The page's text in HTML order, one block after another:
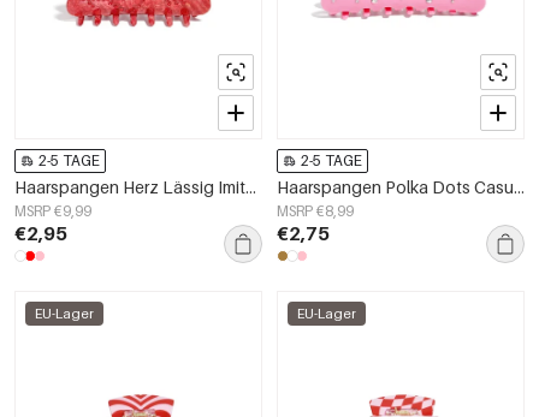
2-5 TAGE
Haarspangen Herz Lässig Imitation Acetat Blatt Valentinstag Zubehör
MSRP €9,99
€2,95
2-5 TAGE
Haarspangen Polka Dots Casual Imitation Acetat Blatt Valentinstag Zubehör
MSRP €8,99
€2,75
EU-Lager EU-Lager